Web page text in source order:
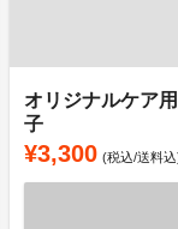
オリジナルケア
子
¥3,300 (税込/送料込